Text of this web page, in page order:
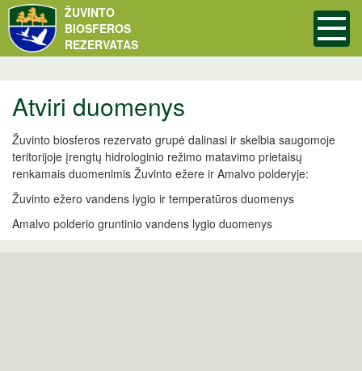
ŽUVINTO
BIOSFEROS
REZERVATAS
Atviri duomenys
Žuvinto biosferos rezervato grupė dalinasi ir skelbia saugomoje
teritorijoje įrengtų hidrologinio režimo matavimo prietaisų
renkamais duomenimis Žuvinto ežere ir Amalvo polderyje:
Žuvinto ežero vandens lygio ir temperatūros duomenys
Amalvo polderio gruntinio vandens lygio duomenys